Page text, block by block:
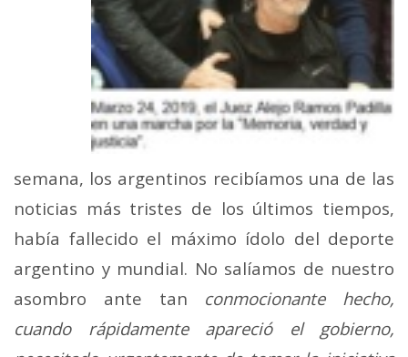
semana, los argentinos recibíamos una de las
noticias más tristes de los últimos tiempos,
había fallecido el máximo ídolo del deporte
argentino y mundial. No salíamos de nuestro
asombro ante tan conmocionante hecho,
cuando rápidamente apareció el gobierno,